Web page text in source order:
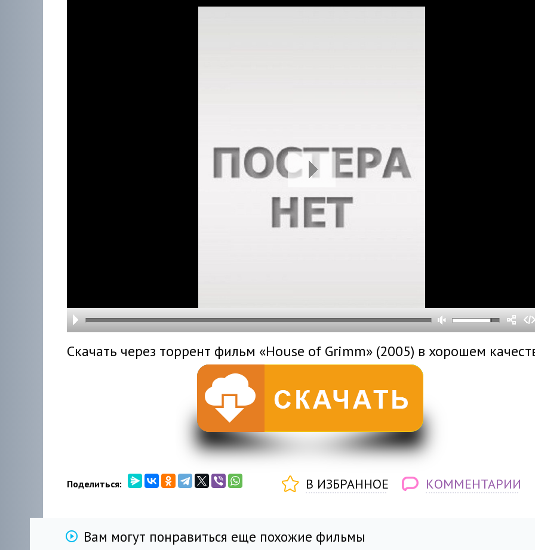
Скачать через торрент фильм «House of Grimm» (2005) в хорошем
Поделиться: В ИЗБРАННОЕ КОММЕНТАРИИ
Вам могут понравиться еще похожие фильмы